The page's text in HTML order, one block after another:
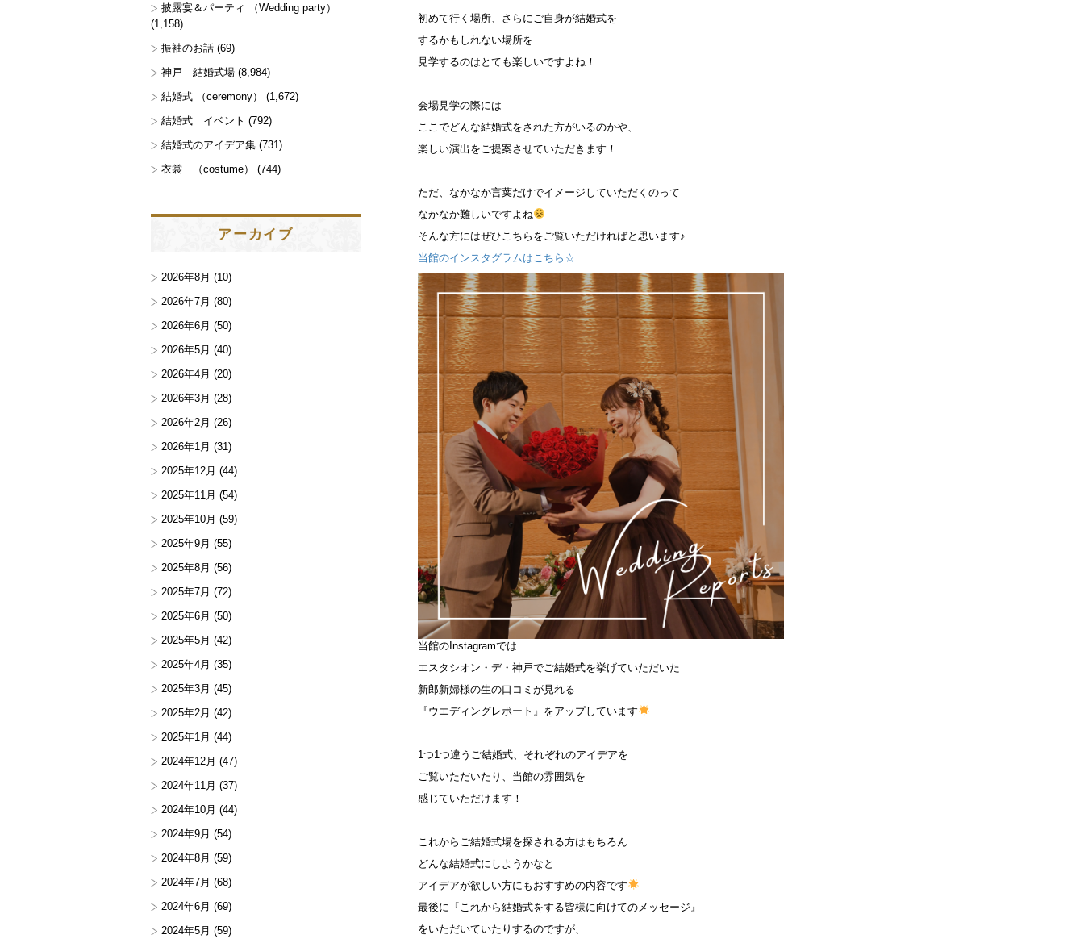
初めて行く場所、さらにご自身が結婚式を
するかもしれない場所を
見学するのはとても楽しいですよね！
会場見学の際には
ここでどんな結婚式をされた方がいるのかや、
楽しい演出をご提案させていただきます！
ただ、なかなか言葉だけでイメージしていただくのって
なかなか難しいですよね
そんな方にはぜひこちらをご覧いただければと思います♪
当館のインスタグラムはこちら☆
当館のInstagramでは
エスタシオン・デ・神戸でご結婚式を挙げていただいた
新郎新婦様の生の口コミが見れる
『ウエディングレポート』をアップしています
1つ1つ違うご結婚式、それぞれのアイデアを
ご覧いただいたり、当館の雰囲気を
感じていただけます！
これからご結婚式場を探される方はもちろん
どんな結婚式にしようかなと
アイデアが欲しい方にもおすすめの内容です
最後に『これから結婚式をする皆様に向けてのメッセージ』
をいただいていたりするのですが、
披露宴＆パーティ （Wedding party）
(1,158)
振袖のお話 (69)
神戸 結婚式場 (8,984)
結婚式 （ceremony）
(1,672)
結婚式 イベント (792)
結婚式のアイデア集 (731)
衣裳 （costume）
(744)
アーカイブ
2026年8月 (10)
2026年7月 (80)
2026年6月 (50)
2026年5月 (40)
2026年4月 (20)
2026年3月 (28)
2026年2月 (26)
2026年1月 (31)
2025年12月 (44)
2025年11月 (54)
2025年10月 (59)
2025年9月 (55)
2025年8月 (56)
2025年7月 (72)
2025年6月 (50)
2025年5月 (42)
2025年4月 (35)
2025年3月 (45)
2025年2月 (42)
2025年1月 (44)
2024年12月 (47)
2024年11月 (37)
2024年10月 (44)
2024年9月 (54)
2024年8月 (59)
2024年7月 (68)
2024年6月 (69)
2024年5月 (59)